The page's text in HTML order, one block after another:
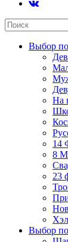
Выбор
На
14
8
23
Выбор